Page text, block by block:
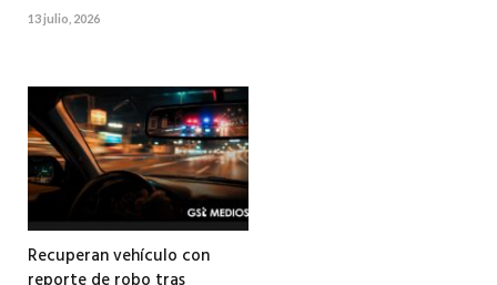
13 julio, 2026
Recuperan vehículo con